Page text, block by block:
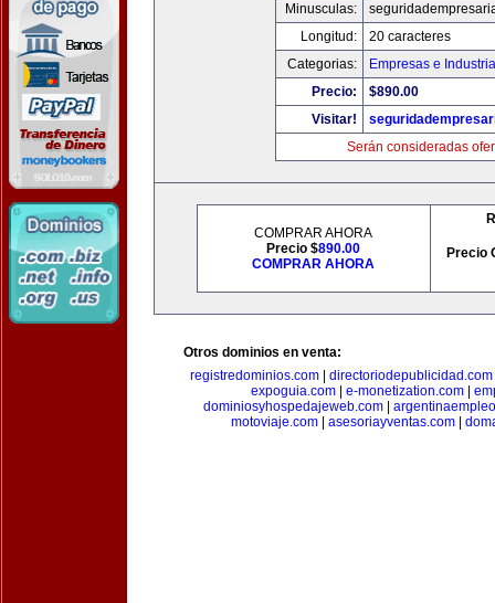
Minusculas:
Longitud:
20 caracteres
Categorias:
Empresas e
Precio:
$890.00
Visitar!
Serán consideradas
COMPRAR AHORA
Precio $890.00
COMPRAR AHORA
Precio
Otros dominios en venta:
registredominios.com| directoriodepublicidad.com
expoguia.com| e-monetization.com|
dominiosyhospedajeweb.com
motoviaje.com| asesoriayventas.com|